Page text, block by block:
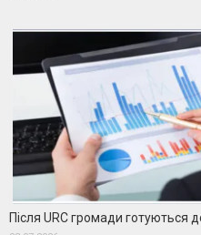
Після URC громади готуються